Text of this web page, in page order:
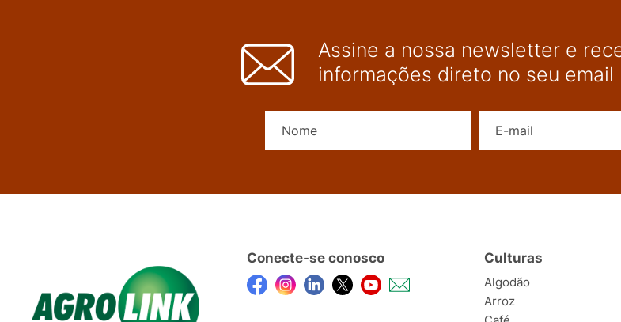
Assine a nossa newsletter e
informações direto no seu email
Conecte-se conosco Culturas
Algodão
Arroz